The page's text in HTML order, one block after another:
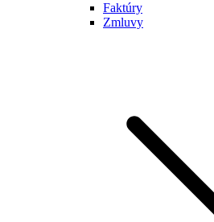
Faktúry
Zmluvy